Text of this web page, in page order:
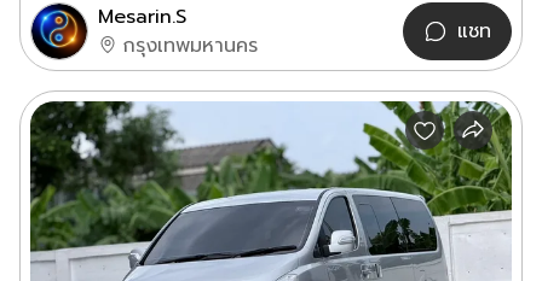
Mesarin.S
กรุงเทพมหานคร
แชท